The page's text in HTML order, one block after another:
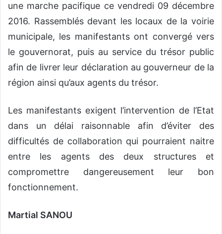
une marche pacifique ce vendredi 09 décembre
2016. Rassemblés devant les locaux de la voirie
municipale, les manifestants ont convergé vers
le gouvernorat, puis au service du trésor public
afin de livrer leur déclaration au gouverneur de la
région ainsi qu’aux agents du trésor.
Les manifestants exigent l’intervention de l’Etat
dans un délai raisonnable afin d’éviter des
difficultés de collaboration qui pourraient naitre
entre les agents des deux structures et
compromettre dangereusement leur bon
fonctionnement.
Martial SANOU